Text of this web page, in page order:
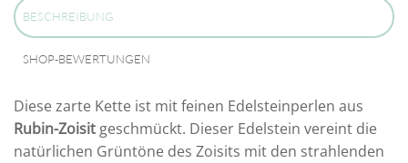
BESCHREIBUNG
SHOP-BEWERTUNGEN
Diese zarte Kette ist mit feinen Edelsteinperlen aus
Rubin-Zoisit geschmückt. Dieser Edelstein vereint die
natürlichen Grüntöne des Zoisits mit den strahlenden